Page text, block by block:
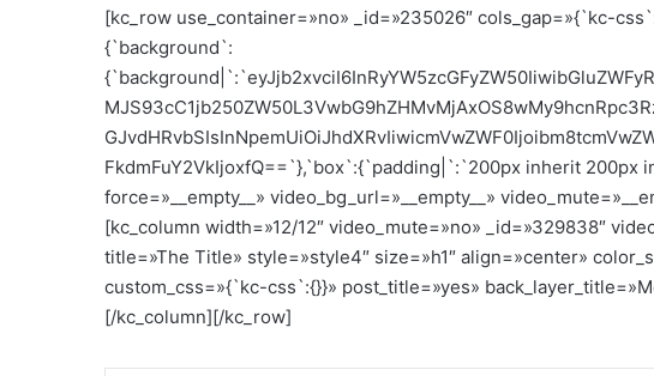
[kc_row use_container=»no» _id=»235026″ cols_gap=»{`kc-
{`background`:
FkdmFuY2VkIjoxfQ==`},`box`:{`padding|`:`200px inherit 200px
force=»__empty__» video_bg_url=»__empty__»
[kc_column width=»12/12″ video_mute=»no» _id=»329838″
title=»The Title» style=»style4″ size=»h1″ align=»center»
custom_css=»{`kc-css`:{}}» post_title=»yes»
[/kc_column][/kc_row]